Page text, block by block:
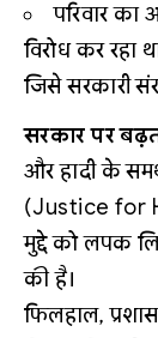
परिवार का
विरोध कर रहा
जिसे सरकारी
सरकार पर
और हादी के
(Justice for
मुद्दे को लपक
की है।
फिलहाल,